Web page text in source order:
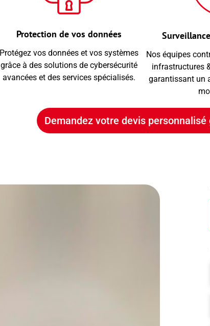
Protection de vos données
Protégez vos données et vos systèmes
grâce à des solutions de cybersécurité
avancées et des services spécialisés.
Nos équipes
infrastructures
garantissant un
Demandez votre devis